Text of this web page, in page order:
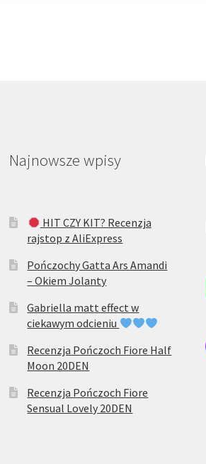
Najnowsze wpisy
HIT CZY KIT? Recenzja
rajstop z AliExpress
Pończochy Gatta Ars Amandi
– Okiem Jolanty
Gabriella matt effect w
ciekawym odcieniu
Recenzja Pończoch Fiore Half
Moon 20DEN
Recenzja Pończoch Fiore
Sensual Lovely 20DEN